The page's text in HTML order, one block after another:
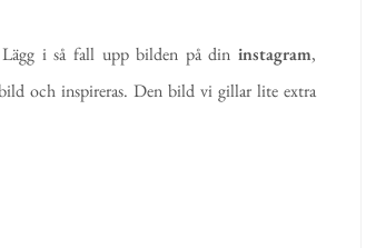
i så fall upp bilden på din instagram,
och inspireras. Den bild vi gillar lite extra